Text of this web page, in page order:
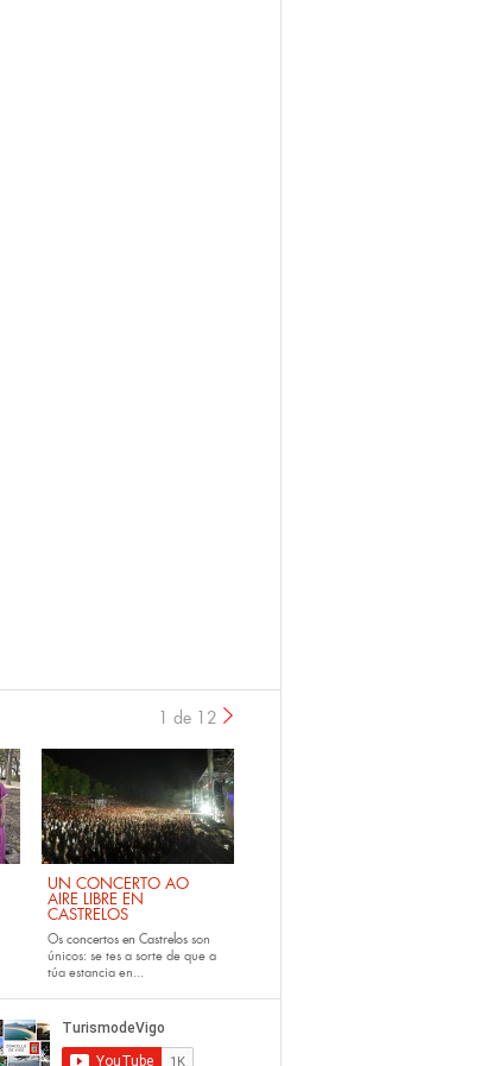
UN CONCERTO AO
AIRE LIBRE EN
CASTRELOS
Os concertos en Castrelos son
únicos: se tes a sorte de que a
túa estancia en...
1 de 12